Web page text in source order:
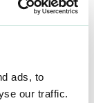
ads, to
our traffic.